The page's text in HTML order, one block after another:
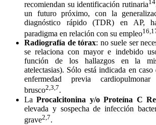
recomiendan su identificación rutinaria14
un futuro próximo, con la
diagnóstico rápido (TDR) en AP,
paradigma en relación con su empleo
Radiografía de tórax: no suele ser
se relaciona con mayor e indebido
función de los hallazgos en la
atelectasias). Sólo está indicada en
enfermedad previa
brusco2,3,7.
LaProcalcitonina y/o Proteína C
elevada y sospecha de infección
grave2,7.